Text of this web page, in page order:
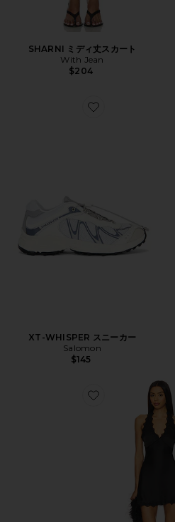
SHARNI ミディ丈スカート
With Jean
$204
Favorite XT-
XT-WHISPER スニーカー
Salomon
$145
Favorite STARS